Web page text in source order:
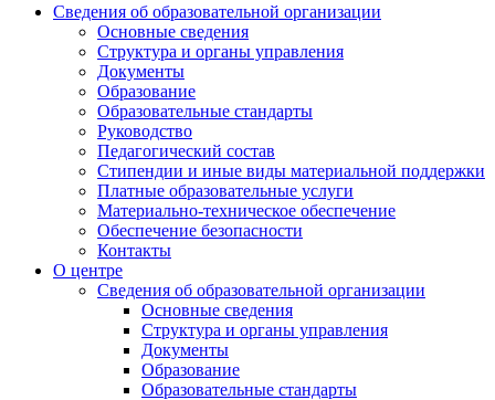
Сведения об образовательной организации
Основные сведения
Структура и органы управления
Документы
Образование
Образовательные стандарты
Руководство
Педагогический состав
Стипендии и иные виды материальной поддержки
Платные образовательные услуги
Материально-техническое обеспечение
Обеспечение безопасности
Контакты
О центре
Сведения об образовательной организации
Основные сведения
Структура и органы управления
Документы
Образование
Образовательные стандарты